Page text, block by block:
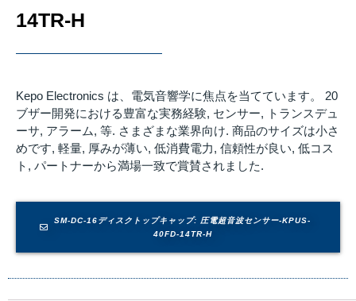
14TR-H
Kepo Electronics は、電気音響学に焦点を当てています。 20
ブザー開発における豊富な実務経験, センサー, トランスデュ
ーサ, アラーム, 等. さまざまな業界向け. 商品のサイズは小さ
めです, 軽量, 厚みが薄い, 低消費電力, 信頼性が良い, 低コス
ト, パートナーから満場一致で賞賛されました.
SM-DC-16ディスクトップキャップ: 圧電超音波センサー-KPUS-
40FD-14TR-H